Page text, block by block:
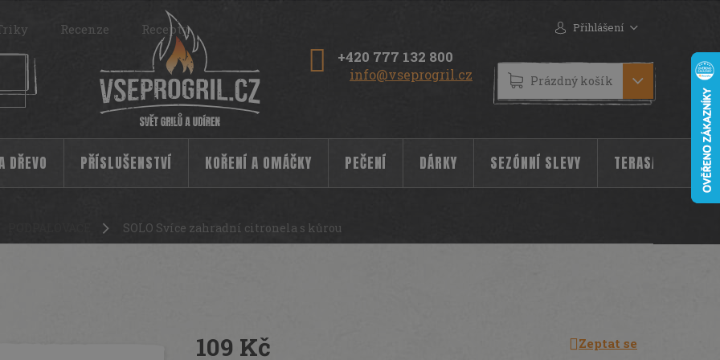
+420 777 132 800
info@vseprogril.cz
Recenze Recepty Přihlášení
NÁKUPNÍ
KOŠÍK
Prázdný košík
DŘEVO PŘÍSLUŠENSTVÍ KOŘENÍ A OMÁČKY PEČENÍ DÁRKY SEZÓNNÍ SLEVY TERASA
SOLO Svíce zahradní citronela s kůrou
109 Kč Zeptat se